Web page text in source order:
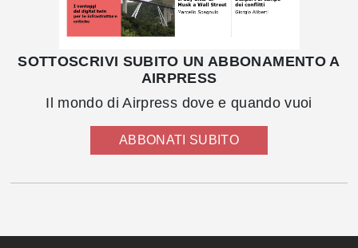
SOTTOSCRIVI SUBITO UN ABBONAMENTO A
AIRPRESS
Il mondo di Airpress dove e quando vuoi
ABBONATI SUBITO